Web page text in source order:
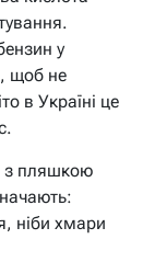
у
щоб не
в Україні це
з пляшкою
ніби хмари